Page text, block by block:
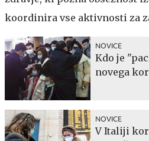
koordinira vse aktivnosti za
NOVICE
Kdo je
novega
NOVICE
V Italiji